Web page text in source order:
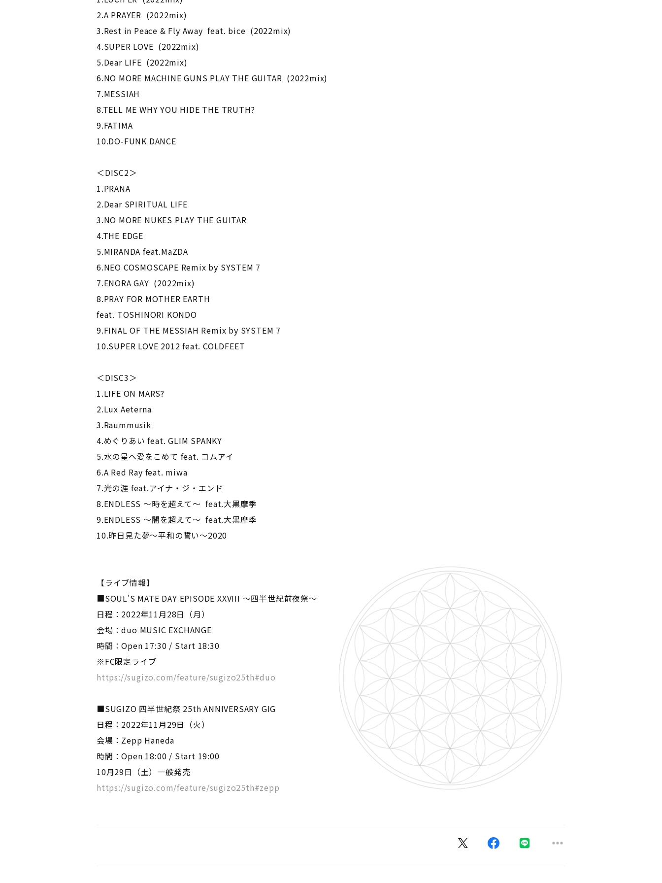
2.A PRAYER (2022mix)
3.Rest in Peace & Fly Away feat. bice (2022mix)
4.SUPER LOVE (2022mix)
5.Dear LIFE (2022mix)
6.NO MORE MACHINE GUNS PLAY THE GUITAR (2022mix)
7.MESSIAH
8.TELL ME WHY YOU HIDE THE TRUTH?
9.FATIMA
10.DO-FUNK DANCE
＜DISC2＞
1.PRANA
2.Dear SPIRITUAL LIFE
3.NO MORE NUKES PLAY THE GUITAR
4.THE EDGE
5.MIRANDA feat.MaZDA
6.NEO COSMOSCAPE Remix by SYSTEM 7
7.ENORA GAY (2022mix)
8.PRAY FOR MOTHER EARTH
feat. TOSHINORI KONDO
9.FINAL OF THE MESSIAH Remix by SYSTEM 7
10.SUPER LOVE 2012 feat. COLDFEET
＜DISC3＞
1.LIFE ON MARS?
2.Lux Aeterna
3.Raummusik
4.めぐりあい feat. GLIM SPANKY
5.水の星へ愛をこめて feat. コムアイ
6.A Red Ray feat. miwa
7.光の涯 feat.アイナ・ジ・エンド
8.ENDLESS ～時を超えて～ feat.大黒摩季
9.ENDLESS ～闇を超えて～ feat.大黒摩季
10.昨日見た夢～平和の誓い～2020
【ライブ情報】
■SOUL'S MATE DAY EPISODE XXVIII ～四半世紀前夜祭～
日程：2022年11月28日（月）
会場：duo MUSIC EXCHANGE
時間：Open 17:30 / Start 18:30
※FC限定ライブ
https://sugizo.com/feature/sugizo25th#duo
■SUGIZO 四半世紀祭 25th ANNIVERSARY GIG
日程：2022年11月29日（火）
会場：Zepp Haneda
時間：Open 18:00 / Start 19:00
10月29日（土）一般発売
https://sugizo.com/feature/sugizo25th#zepp